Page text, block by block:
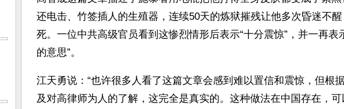
还电击、竹签插人的生殖器，连续50天的炼狱摧残让他多次昏迷不
死。一位中共高级官员看到这惨烈情形后表示“十分震惊”，并一再表
的意思”。
江天勇说：“也许很多人看了这篇文章会感到难以置信和震惊，但根
及对高律师为人的了解，这完全是真实的。这种做法在中国存在，